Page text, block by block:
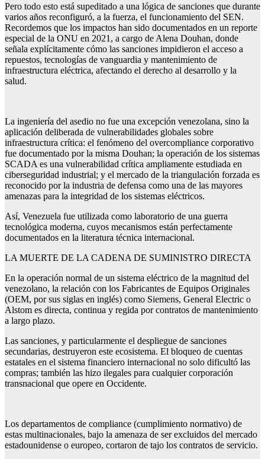
Pero todo esto está supeditado a una lógica de sanciones que durante
varios años reconfiguró, a la fuerza, el funcionamiento del SEN.
Recordemos que los impactos han sido documentados en un reporte
especial de la ONU en 2021, a cargo de Alena Douhan, donde
señala explícitamente cómo las sanciones impidieron el acceso a
repuestos, tecnologías de vanguardia y mantenimiento de
infraestructura eléctrica, afectando el derecho al desarrollo y la
salud.
La ingeniería del asedio no fue una excepción venezolana, sino la
aplicación deliberada de vulnerabilidades globales sobre
infraestructura crítica: el fenómeno del overcompliance corporativo
fue documentado por la misma Douhan; la operación de los sistemas
SCADA es una vulnerabilidad crítica ampliamente estudiada en
ciberseguridad industrial; y el mercado de la triangulación forzada es
reconocido por la industria de defensa como una de las mayores
amenazas para la integridad de los sistemas eléctricos.
Así, Venezuela fue utilizada como laboratorio de una guerra
tecnológica moderna, cuyos mecanismos están perfectamente
documentados en la literatura técnica internacional.
LA MUERTE DE LA CADENA DE SUMINISTRO DIRECTA
En la operación normal de un sistema eléctrico de la magnitud del
venezolano, la relación con los Fabricantes de Equipos Originales
(OEM, por sus siglas en inglés) como Siemens, General Electric o
Alstom es directa, continua y regida por contratos de mantenimiento
a largo plazo.
Las sanciones, y particularmente el despliegue de sanciones
secundarias, destruyeron este ecosistema. El bloqueo de cuentas
estatales en el sistema financiero internacional no solo dificultó las
compras; también las hizo ilegales para cualquier corporación
transnacional que opere en Occidente.
Los departamentos de compliance (cumplimiento normativo) de
estas multinacionales, bajo la amenaza de ser excluidos del mercado
estadounidense o europeo, cortaron de tajo los contratos de servicio.